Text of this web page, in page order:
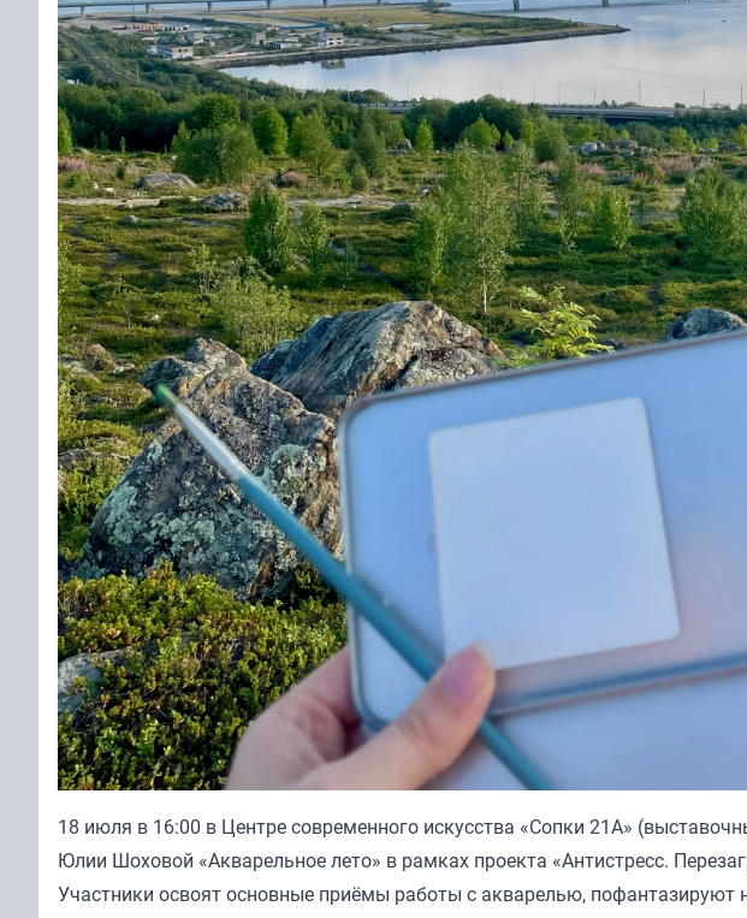
18 июля в 16:00 в Центре современного искусства «Сопки 21А»
Юлии Шоховой «Акварельное лето» в рамках проекта «Антистресс.
Участники освоят основные приёмы работы с акварелью, пофантазируют